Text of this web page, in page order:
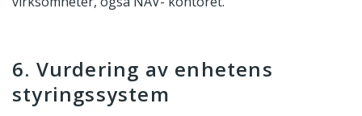
6. Vurdering av enhetens
styringssystem